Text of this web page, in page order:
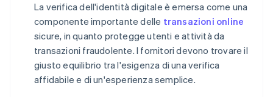
La verifica dell'identità digitale è emersa come una
componente importante delle transazioni online
sicure, in quanto protegge utenti e attività da
transazioni fraudolente. I fornitori devono trovare il
giusto equilibrio tra l'esigenza di una verifica
affidabile e di un'esperienza semplice.